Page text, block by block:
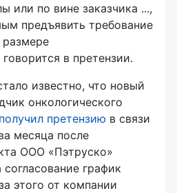
или по вине заказчика ...,
предъявить требование
в претензии.
известно, что новый
онкологического
получил претензию в связи
месяца после
ООО «Пэтруско»
график
этого от компании